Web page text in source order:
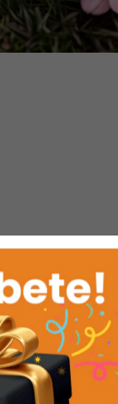
comodidad y un
las llenarán de